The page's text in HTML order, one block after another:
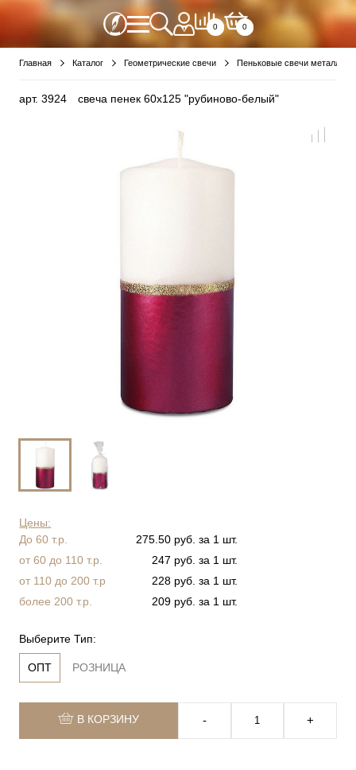
0 0
Главная Каталог Геометрические свечи Пеньковые свечи металлики
арт.3924 свеча пенек 60x125 "рубиново-белый"
Цены:
До 60 т.р.
275.50 руб. за 1 шт.
от 60 до 110 т.р.
247 руб. за 1 шт.
от 110 до 200 т.р
228 руб. за 1 шт.
более 200 т.р.
209 руб. за 1 шт.
Выберите Тип:
ОПТ РОЗНИЦА
В КОРЗИНУ ‐ +